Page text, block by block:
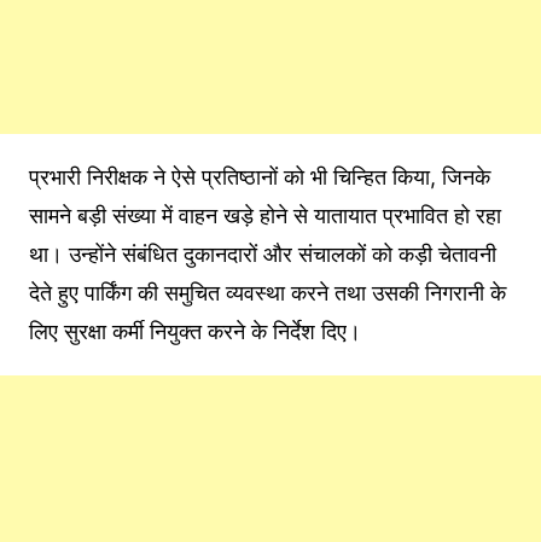
प्रभारी निरीक्षक ने ऐसे प्रतिष्ठानों को भी चिन्हित किया, जिनके
सामने बड़ी संख्या में वाहन खड़े होने से यातायात प्रभावित हो रहा
था। उन्होंने संबंधित दुकानदारों और संचालकों को कड़ी चेतावनी
देते हुए पार्किंग की समुचित व्यवस्था करने तथा उसकी निगरानी के
लिए सुरक्षा कर्मी नियुक्त करने के निर्देश दिए।